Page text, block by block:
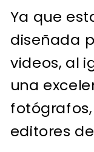
Ya que
diseñada
videos, al
una
editores